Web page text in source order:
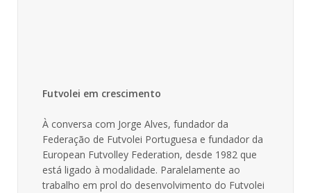
Futvolei em crescimento
À conversa com Jorge Alves, fundador da
Federação de Futvolei Portuguesa e fundador da
European Futvolley Federation, desde 1982 que
está ligado à modalidade. Paralelamente ao
trabalho em prol do desenvolvimento do Futvolei